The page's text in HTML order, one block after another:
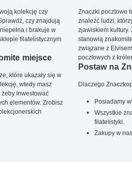
kolekcję czy
czy znajdują
i brakuje w
filatelistycznym
miejsce
które ukazały się w
wtedy masz
inwestować
elementów. Zrobisz
Znaczki pocztowe
znaleźć ludzi,
zjawiskiem
stanowią
związane z
pocztowych z
Postaw na
Dlaczego
Posiadamy
Wszystkie
filatelistyki.
Zakupy w